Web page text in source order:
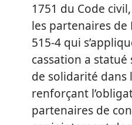
1751 du Code
les partenaires de
515-4 qui
cassation a
de solidarité dans
renforçant
partenaires de